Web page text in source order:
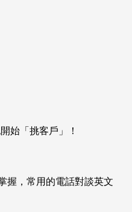
始「挑客戶」！
握，常用的電話對談英文